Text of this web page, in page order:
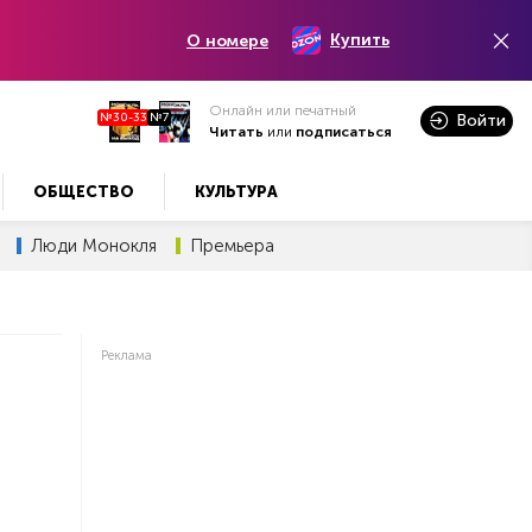
О номере Купить
№30-33 №7
Онлайн или печатный
Читать или подписаться
Войти
ОБЩЕСТВО КУЛЬТУРА
Люди Монокля Премьера
Реклама